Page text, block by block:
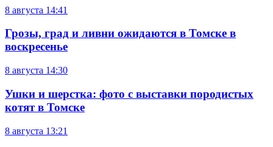
8 августа 14:41
Грозы, град и ливни ожидаются в Томске в
воскресенье
8 августа 14:30
Ушки и шерстка: фото с выставки породистых
котят в Томске
8 августа 13:21